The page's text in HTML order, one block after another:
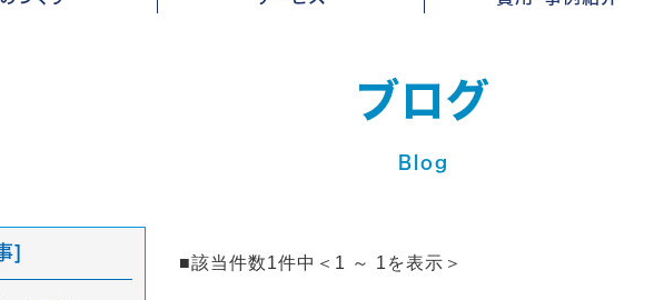
ブログ
Blog
■該当件数1件中＜1 ～ 1を表示＞
]